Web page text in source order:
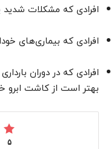
افرادی که مشکلات شدید
افرادی که بیماری‌های
افرادی که در دوران
بهتر است از کاشت ابرو
۵